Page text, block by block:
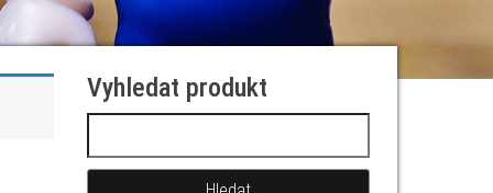
Vyhledat produkt